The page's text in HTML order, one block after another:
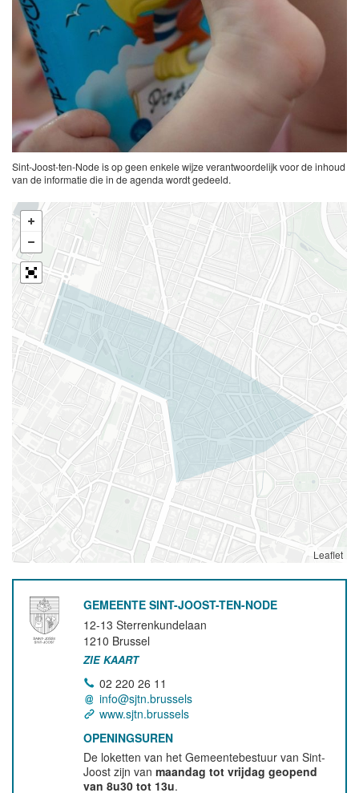
Sint-Joost-ten-Node is op geen enkele wijze verantwoordelijk voor de inhoud
van de informatie die in de agenda wordt gedeeld.
Leaflet
GEMEENTE SINT-JOOST-TEN-NODE
12-13 Sterrenkundelaan
1210 Brussel
ZIE KAART
02 220 26 11
info@sjtn.brussels
www.sjtn.brussels
OPENINGSUREN
De loketten van het Gemeentebestuur van Sint-
Joost zijn vanmaandag tot vrijdag geopend
van 8u30 tot 13u.